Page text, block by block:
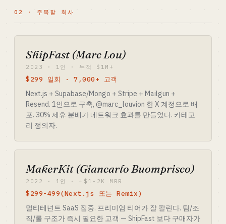
02 · 주목할 회사
ShipFast (Marc Lou)
2023 · 1인 · 누적 $1M+
$299 일회 · 7,000+ 고객
Next.js + Supabase/Mongo + Stripe + Mailgun +
Resend. 1인으로 구축, @marc_louvion 한 X 계정으로 배
포. 30% 제휴 분배가 네트워크 효과를 만들었다. 카테고
리 정의자.
MakerKit (Giancarlo Buomprisco)
2022 · 1인 · ~$1-2K MRR
$299-499(Next.js 또는 Remix)
멀티테넌트 SaaS 집중. 프리미엄 티어가 잘 팔린다. 팀/조
직/롤 구조가 즉시 필요한 고객 — ShipFast 보다 구매자가